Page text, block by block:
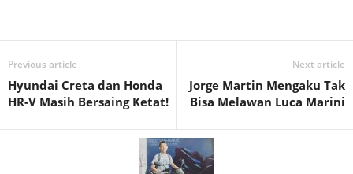
Previous article
Hyundai Creta dan Honda
HR-V Masih Bersaing Ketat!
Next article
Jorge Martin Mengaku Tak
Bisa Melawan Luca Marini